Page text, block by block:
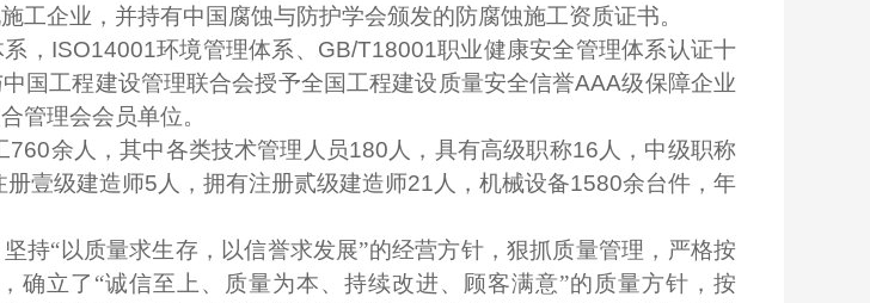
工企业，并持有中国腐蚀与防护学会颁发的防腐蚀施工资质证书。
， ISO14001环境管理体系、 GB/T18001职业健康安全管理体系认证十
国工程建设管理联合会授予全国工程建设质量安全信誉AAA级保障企业
管理会会员单位。
760余人，其中各类技术管理人员180 人，具有高级职称16 人，中级职称
册壹级建造师5 人，拥有注册贰级建造师21 人，机械设备1580余台件，年
持“以质量求生存，以信誉求发展”的经营方针，狠抓质量管理，严格按
确立了“诚信至上、质量为本、持续改进、顾客满意”的质量方针，按